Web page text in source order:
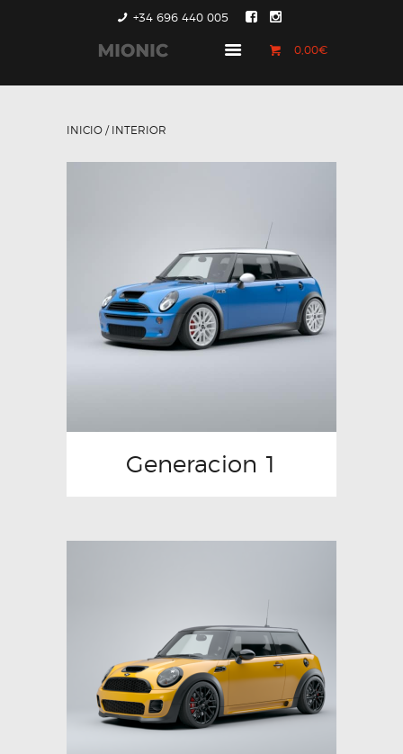
+34 696 440 005
0,00€
GENERACIÓN 1
INICIO / INTERIOR
Generacion 1